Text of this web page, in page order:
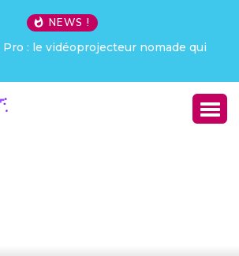
NEWS !
Pro : le vidéoprojecteur nomade qui